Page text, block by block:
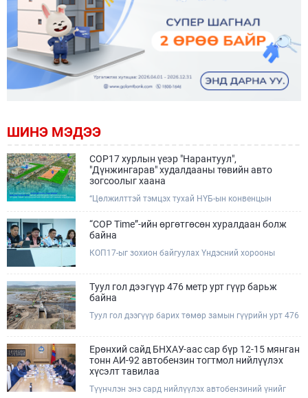
ШИНЭ МЭДЭЭ
COP17 хурлын үеэр "Нарантуул",
"Дүнжингарав" худалдааны төвийн авто
зогсоолыг хаана
“Цөлжилттэй тэмцэх тухай НҮБ-ын конвенцын
сарын 17-28-ны өдрүүдэд Улаанбаатар хотод зохион
байгуулагдана.Хурлын үеэр Нарантуул, Дүнжингарав
тухайн чиглэлд нийтийн тээврийн хүртээмжийг
“COP Time”-ийн өргөтгөсөн хуралдаан болж
байна
КОП17-ыг зохион байгуулах Үндэсний хорооны
дотоод хуралдааныг тогтмол зохион байгуулж ирсэн
билээ.Өнөөдөр “COP Time”-ийн сүүлийн хуралдааныг
бөгөөд үүнд Үндэсний хорооны дэргэдэх дэд
Туул гол дээгүүр 476 метр урт гүүр барьж
байна
Туул гол дээгүүр барих төмөр замын гүүрийн урт 476
хөдөлгөөнийг найдвартай, тасралтгүй нэвтрүүлэх
чухал байгууламж бөгөөд уг ажлыг "Очирням" ХХК,
"Тэргүүн саруул зам" ХХК, "Хотгорзам" ХХК зэрэг
Ерөнхий сайд БНХАУ-аас сар бүр 12-15 мянган
тонн АИ-92 автобензин тогтмол нийлүүлэх
хүсэлт тавилаа
Түүнчлэн энэ сард нийлүүлэх автобензиний үнийг